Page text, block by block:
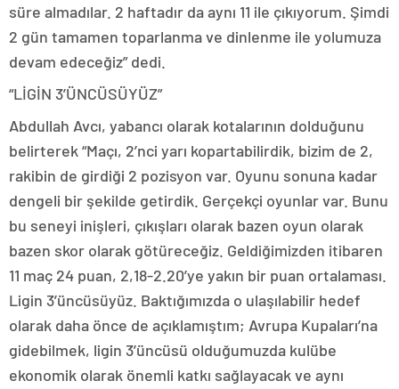
süre almadılar. 2 haftadır da aynı 11 ile çıkıyorum. Şimdi
2 gün tamamen toparlanma ve dinlenme ile yolumuza
devam edeceğiz” dedi.
“LİGİN 3’ÜNCÜSÜYÜZ”
Abdullah Avcı, yabancı olarak kotalarının dolduğunu
belirterek “Maçı, 2’nci yarı kopartabilirdik, bizim de 2,
rakibin de girdiği 2 pozisyon var. Oyunu sonuna kadar
dengeli bir şekilde getirdik. Gerçekçi oyunlar var. Bunu
bu seneyi inişleri, çıkışları olarak bazen oyun olarak
bazen skor olarak götüreceğiz. Geldiğimizden itibaren
11 maç 24 puan, 2,18-2.20’ye yakın bir puan ortalaması.
Ligin 3’üncüsüyüz. Baktığımızda o ulaşılabilir hedef
olarak daha önce de açıklamıştım; Avrupa Kupaları’na
gidebilmek, ligin 3’üncüsü olduğumuzda kulübe
ekonomik olarak önemli katkı sağlayacak ve aynı